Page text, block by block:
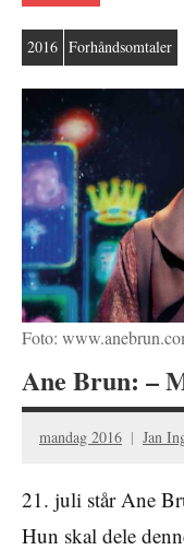
2016 Forhåndsomtaler
Foto:
Ane Brun: –
mandag 2016 Jan
21. juli står Ane
Hun skal dele